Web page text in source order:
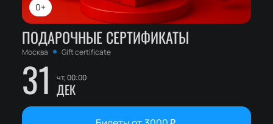
0+
ПОДАРОЧНЫЕ СЕРТИФИКАТЫ
Москва Gift certificate
31 чт, 00:00
ДЕК